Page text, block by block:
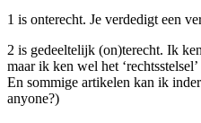
1 is onterecht. Je verdedigt een
2 is gedeeltelijk (on)terecht. Ik
maar ik ken wel het
En sommige artikelen kan ik
anyone?)